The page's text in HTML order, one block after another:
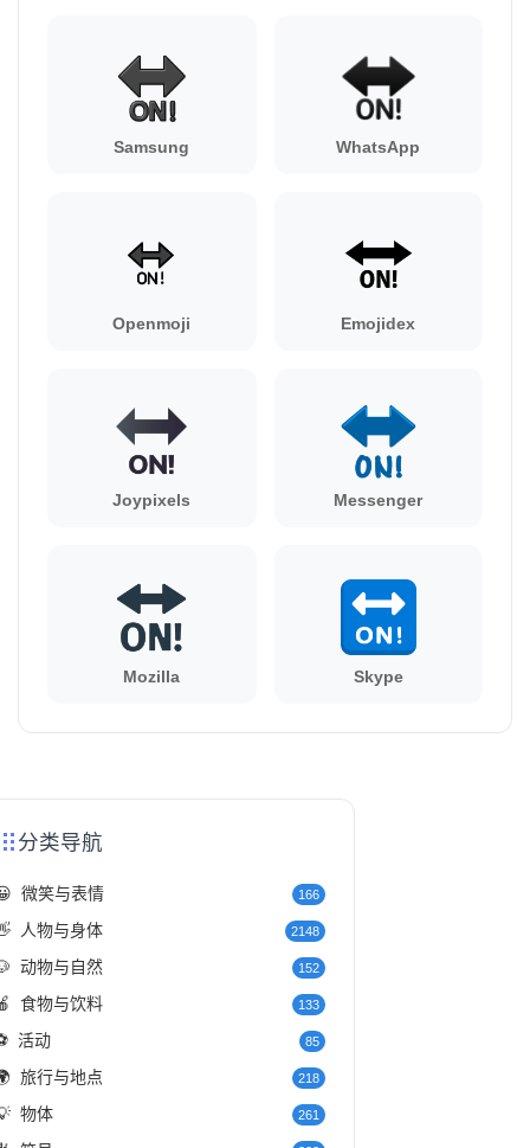
Samsung WhatsApp
Openmoji Emojidex
Joypixels Messenger
Mozilla Skype
分类导航
微笑与表情 166
人物与身体 2148
动物与自然 152
食物与饮料 133
活动 85
旅行与地点 218
物体 261